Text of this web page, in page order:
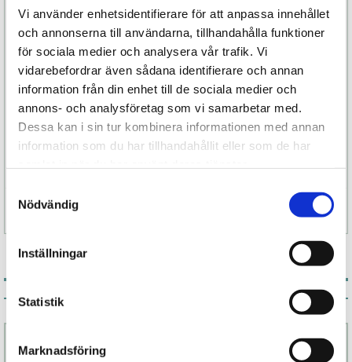
Vi använder enhetsidentifierare för att anpassa innehållet
och annonserna till användarna, tillhandahålla funktioner
för sociala medier och analysera vår trafik. Vi
vidarebefordrar även sådana identifierare och annan
information från din enhet till de sociala medier och
annons- och analysföretag som vi samarbetar med.
Dessa kan i sin tur kombinera informationen med annan
information som du har tillhandahållit eller som de har
Nödvändig
Inställningar
Statistik
Marknadsföring
helt vattentät, uppladdningsbar och framtagen
för att leverera kraftfull prestanda i en elegant
och diskret design.
För dig som älskar rabbit vibratorer men vill
uppleva något mer än vibrationer erbjuder LELO
Ina Thrust en ny dimension av stimulering – där
rörelse, tryck och vibrationer samverkar för en
intensiv och personlig upplevelse.
Specifikation